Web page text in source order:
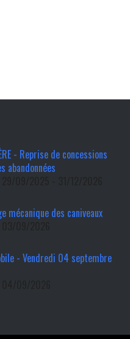
- Reprise de concessions
abandonnées
mécanique des caniveaux
- Vendredi 04 septembre